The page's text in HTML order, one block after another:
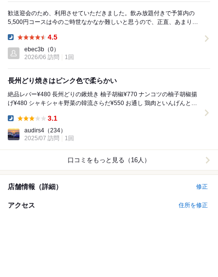
歓送迎会のため、利用させていただきました。飲み放題付きで予算内の
5,500円コースは今のご時世なかなか難しいと思うので、正直、あまり期
4.5
ebec3b （0）
2026/06 訪問
1回
長州どり焼きはピンク色で柔らかい
絶品レバー¥480 長州どりの鍬焼き 柚子胡椒¥770 ナンコツの柚子胡椒揚
げ¥480 シャキシャキ野菜の韓流さらだ¥550 お通し 鶏肉といんげんとオ
3.1
audirs4 （234）
2025/07 訪問
1回
口コミをもっと見る（16人）
店舗情報（詳細） 修正
アクセス 住所を修正